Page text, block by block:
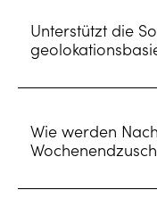
Unterstützt die
Wie werden